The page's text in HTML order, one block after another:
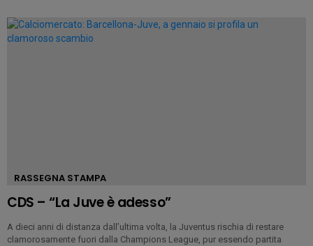
LATEST
STORIES
RASSEGNA STAMPA
CDS – “La Juve è adesso”
A dieci anni di distanza dall’ultima volta, la Juventus rischia di restare
clamorosamente fuori dalla Champions League, pur essendo partita